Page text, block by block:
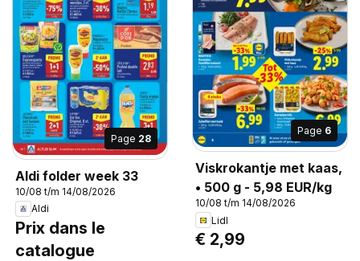
Page 28
Aldi folder week 33
10/08 t/m 14/08/2026
Aldi
Prix dans le
catalogue
Page 6
Viskrokantje met kaas,
• 500 g - 5,98 EUR/kg
10/08 t/m 14/08/2026
Lidl
€ 2,99